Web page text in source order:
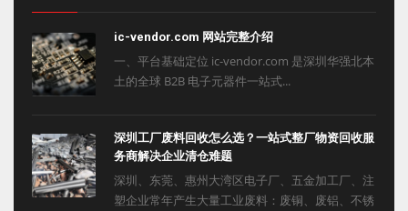
ic-vendor.com 网站完整介绍
一、平台基础定位 ic-vendor.com 是深圳华强北本
土的全球 B2B 电子元器件一站式...
深圳工厂废料回收怎么选？一站式整厂物资回收服
务商解决企业清仓难题
深圳、东莞、惠州大湾区电子厂、五金加工厂、注
塑企业常年产生大量工业废料：废铜、废铝、不锈